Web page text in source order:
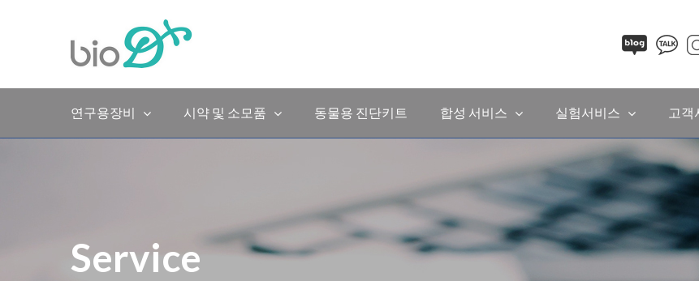
연구용장비 시약 및 소모품 동물용 진단키트 합성 서비스 실험서비스 고객
Service